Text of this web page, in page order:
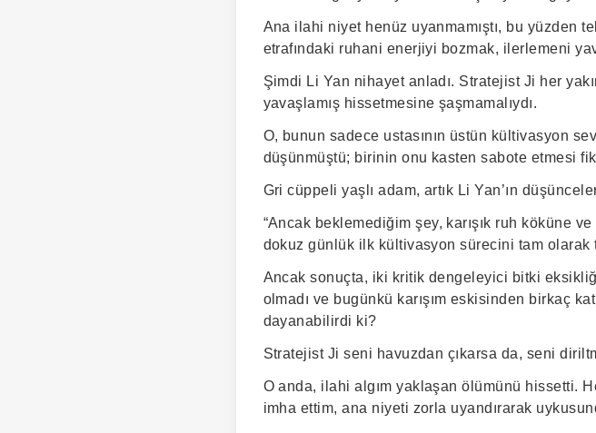
Ana ilahi niyet henüz uyanmamıştı, bu yüzden
etrafındaki ruhani enerjiyi bozmak, ilerlemeni
Şimdi Li Yan nihayet anladı. Stratejist Ji her
yavaşlamış hissetmesine şaşmamalıydı.
O, bunun sadece ustasının üstün kültivasyon
düşünmüştü; birinin onu kasten sabote etmesi
Gri cüppeli yaşlı adam, artık Li Yan’ın
“Ancak beklemediğim şey, karışık ruh köküne
dokuz günlük ilk kültivasyon sürecini tam olarak
Ancak sonuçta, iki kritik dengeleyici bitki
olmadı ve bugünkü karışım eskisinden birkaç
dayanabilirdi ki?
Stratejist Ji seni havuzdan çıkarsa da, seni
O anda, ilahi algım yaklaşan ölümünü hissetti.
imha ettim, ana niyeti zorla uyandırarak